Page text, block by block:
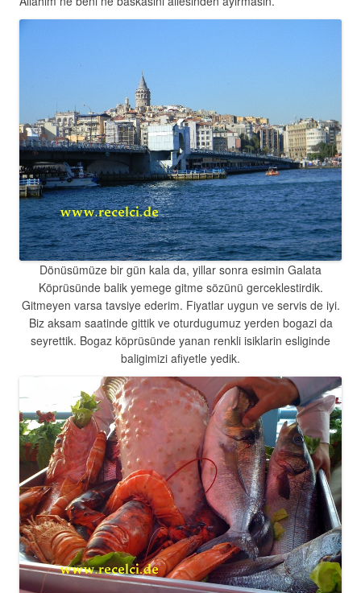
Dönüsümüze bir gün kala da, yillar sonra esimin Galata
Köprüsünde balik yemege gitme sözünü gerceklestirdik.
Gitmeyen varsa tavsiye ederim. Fiyatlar uygun ve servis de iyi.
Biz aksam saatinde gittik ve oturdugumuz yerden bogazi da
seyrettik. Bogaz köprüsünde yanan renkli isiklarin esliginde
baligimizi afiyetle yedik.